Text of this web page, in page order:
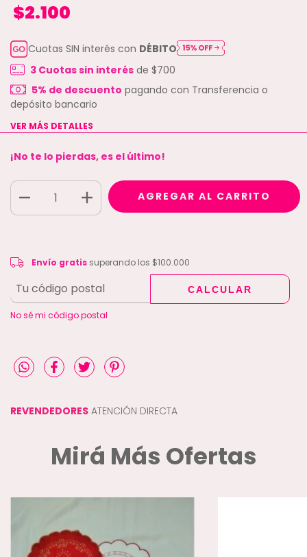
$2.100
Cuotas SIN interés con DÉBITO
3Cuotas sin interésde $700
5% de descuento pagando con Transferencia o
depósito bancario
VER MÁS DETALLES
¡No te lo pierdas, es el último!
Envío gratis $100.000
Entregas para el CP: CAMBIAR CP
Envío gratissuperando los $100.000
CALCULAR
No sé mi código postal
REVENDEDORES ATENCIÓN DIRECTA
Mirá Más Ofertas